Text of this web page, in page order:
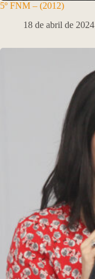
5º FNM – (2012)
18 de abril de 2024